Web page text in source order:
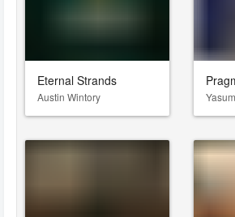
Eternal Strands
Austin Wintory